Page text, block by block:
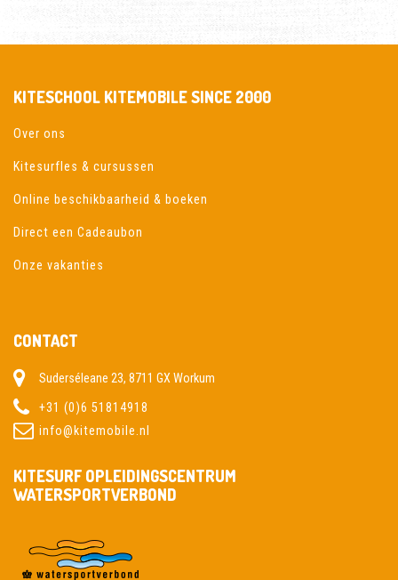
KITESCHOOL KITEMOBILE SINCE 2000
Over ons
Kitesurfles & cursussen
Online beschikbaarheid & boeken
Direct een Cadeaubon
Onze vakanties
CONTACT
Suderséleane 23, 8711 GX Workum
+31 (0)6 51814918
info@kitemobile.nl
KITESURF OPLEIDINGSCENTRUM
WATERSPORTVERBOND